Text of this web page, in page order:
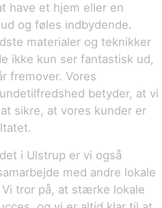
have et hjem eller en
og føles indbydende.
materialer og teknikker
ikke kun ser fantastisk ud,
fremover. Vores
betyder, at vi
sikre, at vores kunder er
i Ulstrup er vi også
med andre lokale
tror på, at stærke lokale